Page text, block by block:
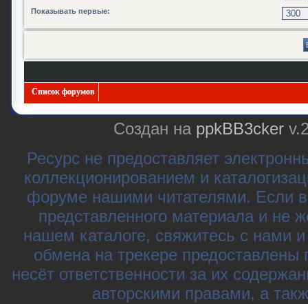
Показывать первые:
Список форумов
Создан на ppkBB3cker
Ресурс не предоставляет
коллекционированием и
форуме нашими читателями. Если
представленного материала и не
нашем каталоге, свяжитесь с нами
обмена на трекере
несёт ответственности за их
авторскими правами, а